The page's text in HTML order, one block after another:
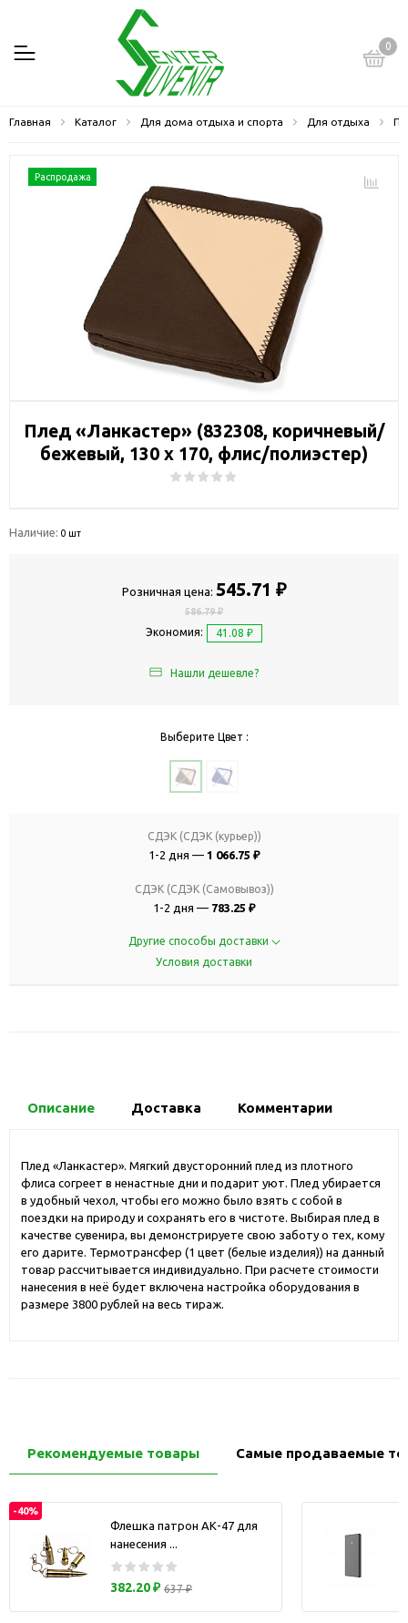
0
Главная Каталог Для дома отдыха и спорта Для отдыха
Распродажа
Плед «Ланкастер» (832308, коричневый/
бежевый, 130 х 170, флис/полиэстер)
Наличие: 0 шт
Розничная цена: 545.71 ₽
586.79 ₽
Экономия: 41.08 ₽
Нашли дешевле?
Выберите Цвет :
СДЭК (СДЭК (курьер))
1-2 дня — 1 066.75 ₽
СДЭК (СДЭК (Самовывоз))
1-2 дня — 783.25 ₽
Другие способы доставки
Условия доставки
Описание Доставка Комментарии
Плед «Ланкастер». Мягкий двусторонний плед из плотного
флиса согреет в ненастные дни и подарит уют. Плед убирается
в удобный чехол, чтобы его можно было взять с собой в
поездки на природу и сохранять его в чистоте. Выбирая плед в
качестве сувенира, вы демонстрируете свою заботу о тех, кому
его дарите. Термотрансфер (1 цвет (белые изделия)) на данный
товар рассчитывается индивидуально. При расчете стоимости
нанесения в неё будет включена настройка оборудования в
размере 3800 рублей на весь тираж.
Рекомендуемые товары Самые продаваемые
-40%
Флешка патрон АК-47 для
нанесения ...
382.20 ₽ 637 ₽